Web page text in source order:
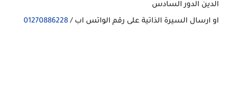
الدين الدور السادس
او ارسال السيرة الذاتية على رقم الواتس اب /01270886228